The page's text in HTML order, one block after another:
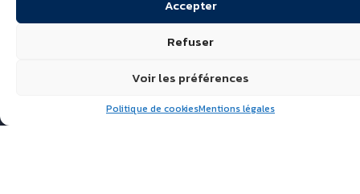
Accepter
Refuser
Voir les préférences
Politique de cookiesMentions légales